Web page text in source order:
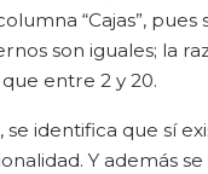
“Cajas”, pues
son iguales; la
entre 2 y 20.
se identifica que sí
Y además